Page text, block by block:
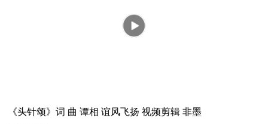
《头针颂》词 曲 谭相 谊风飞扬 视频剪辑 非墨